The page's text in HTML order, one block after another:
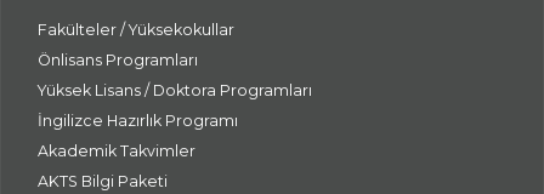
Fakülteler / Yüksekokullar
Önlisans Programları
Yüksek Lisans / Doktora Programları
İngilizce Hazırlık Programı
Akademik Takvimler
AKTS Bilgi Paketi